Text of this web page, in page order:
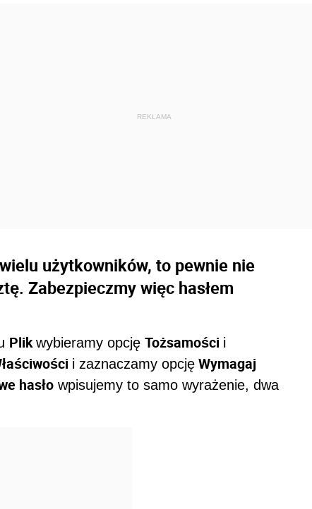
użytkowników, to pewnie nie
Zabezpieczmy więc hasłem
Plikwybieramy opcję Tożsamości i
i zaznaczamy opcję Wymagaj
hasło wpisujemy to samo wyrażenie, dwa